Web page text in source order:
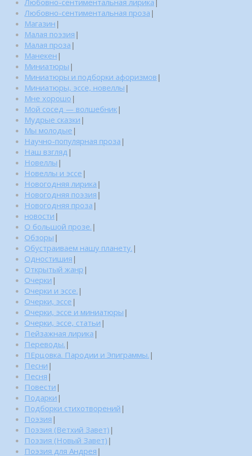
Любовно-сентиментальная проза |
Магазин |
Малая поэзия |
Малая проза |
Манекен |
Миниатюры |
Миниатюры и подборки афоризмов |
Миниатюры, эссе, новеллы |
Мне хорошо |
Мой сосед — волшебник|
Мудрые сказки |
Мы молодые |
Научно-популярная проза |
Наш взгляд |
Новеллы |
Новеллы и эссе |
Новогодняя лирика |
Новогодняя поэзия |
Новогодняя проза |
новости |
О большой прозе. |
Обзоры |
Обустраиваем нашу планету. |
Одностишия |
Открытый жанр |
Очерки |
Очерки и эссе. |
Очерки, эссе |
Очерки, эссе и миниатюры |
Очерки, эссе, статьи |
Пейзажная лирика |
Переводы. |
ПЕрцовка. Пародии и Эпиграммы. |
Песни |
Песня |
Повести |
Подарки |
Подборки стихотворений |
Поэзия |
Поэзия (Ветхий Завет) |
Поэзия (Новый Завет) |
Поэзия для Андрея |